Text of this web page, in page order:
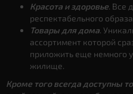
Красота и здоровье. Все
респектабельного
Товары для дома.
ассортимент которой
приложить еще немного
жилище.
Кроме того всегда доступны